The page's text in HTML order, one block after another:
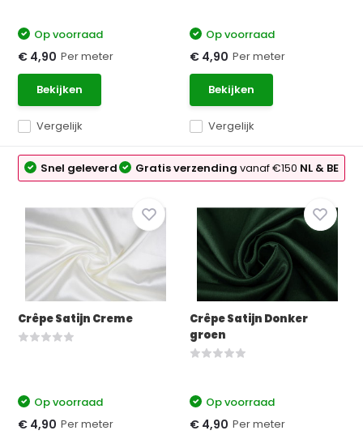
Vergelijk
Op voorraad
€ 4,90 Per meter
Bekijken
Vergelijk
Op voorraad
€ 4,90 Per meter
Bekijken
Snel geleverd Gratis verzendingvanaf €150 NL & BE
Crêpe Satijn Creme
Op voorraad
€ 4,90 Per meter
Crêpe Satijn Donker
groen
Op voorraad
€ 4,90 Per meter